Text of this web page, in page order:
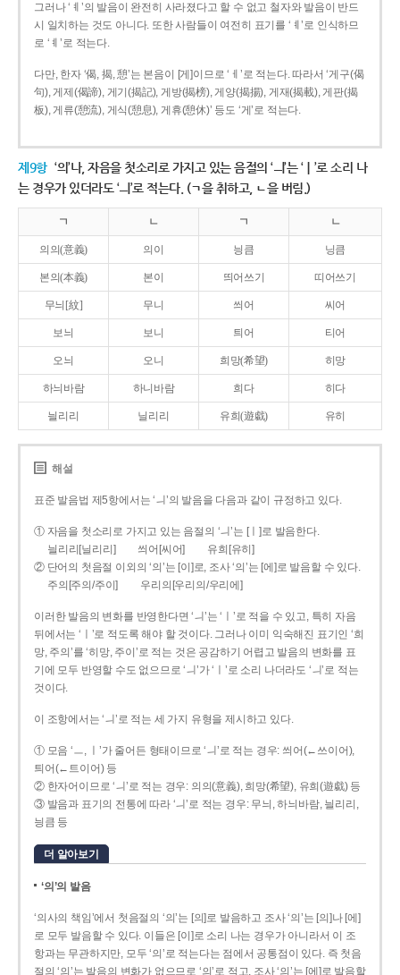
그러나 ‘ㅖ’의 발음이 완전히 사라졌다고 할 수 없고 철자와 발음이 반드
시 일치하는 것도 아니다. 또한 사람들이 여전히 표기를 ‘ㅖ’로 인식하므
로 ‘ㅖ’로 적는다.
다만, 한자 ‘偈, 揭, 憩’는 본음이 [게]이므로 ‘ㅔ’로 적는다. 따라서 ‘게구(偈
句), 게제(偈諦), 게기(揭記), 게방(揭榜), 게양(揭揚), 게재(揭載), 게판(揭
板), 게류(憩流), 게식(憩息), 게휴(憩休)’ 등도 ‘게’로 적는다.
제9항 ‘의’나, 자음을 첫소리로 가지고 있는 음절의 ‘ㅢ’는 ‘ㅣ’로 소리 나
는 경우가 있더라도 ‘ㅢ’로 적는다. (ㄱ을 취하고, ㄴ을 버림.)
ㄱ ㄴ ㄱ ㄴ
의의(意義) 의이 닁큼 닝큼
본의(本義) 본이 띄어쓰기 띠어쓰기
무늬[紋] 무니 씌어 씨어
보늬 보니 틔어 티어
오늬 오니 희망(希望) 히망
하늬바람 하니바람 희다 히다
늴리리 닐리리 유희(遊戱) 유히
해설
표준 발음법 제5항에서는 ‘ㅢ’의 발음을 다음과 같이 규정하고 있다.
① 자음을 첫소리로 가지고 있는 음절의 ‘ㅢ’는 [ㅣ]로 발음한다.
늴리리[닐리리]
씌어[씨어]
유희[유히]
② 단어의 첫음절 이외의 ‘의’는 [이]로, 조사 ‘의’는 [에]로 발음할 수 있다.
주의[주의/주이]
우리의[우리의/우리에]
이러한 발음의 변화를 반영한다면 ‘ㅢ’는 ‘ㅣ’로 적을 수 있고, 특히 자음
뒤에서는 ‘ㅣ’로 적도록 해야 할 것이다. 그러나 이미 익숙해진 표기인 ‘희
망, 주의’를 ‘히망, 주이’로 적는 것은 공감하기 어렵고 발음의 변화를 표
기에 모두 반영할 수도 없으므로 ‘ㅢ’가 ‘ㅣ’로 소리 나더라도 ‘ㅢ’로 적는
것이다.
이 조항에서는 ‘ㅢ’로 적는 세 가지 유형을 제시하고 있다.
① 모음 ‘ㅡ, ㅣ’가 줄어든 형태이므로 ‘ㅢ’로 적는 경우: 씌어(←쓰이어),
틔어(←트이어) 등
② 한자어이므로 ‘ㅢ’로 적는 경우: 의의(意義), 희망(希望), 유희(遊戱) 등
③ 발음과 표기의 전통에 따라 ‘ㅢ’로 적는 경우: 무늬, 하늬바람, 늴리리,
닁큼 등
더 알아보기
‘의’의 발음
‘의사의 책임’에서 첫음절의 ‘의’는 [의]로 발음하고 조사 ‘의’는 [의]나 [에]
로 모두 발음할 수 있다. 이들은 [이]로 소리 나는 경우가 아니라서 이 조
항과는 무관하지만, 모두 ‘의’로 적는다는 점에서 공통점이 있다. 즉 첫음
절의 ‘의’는 발음의 변화가 없으므로 ‘의’로 적고, 조사 ‘의’는 [에]로 발음할